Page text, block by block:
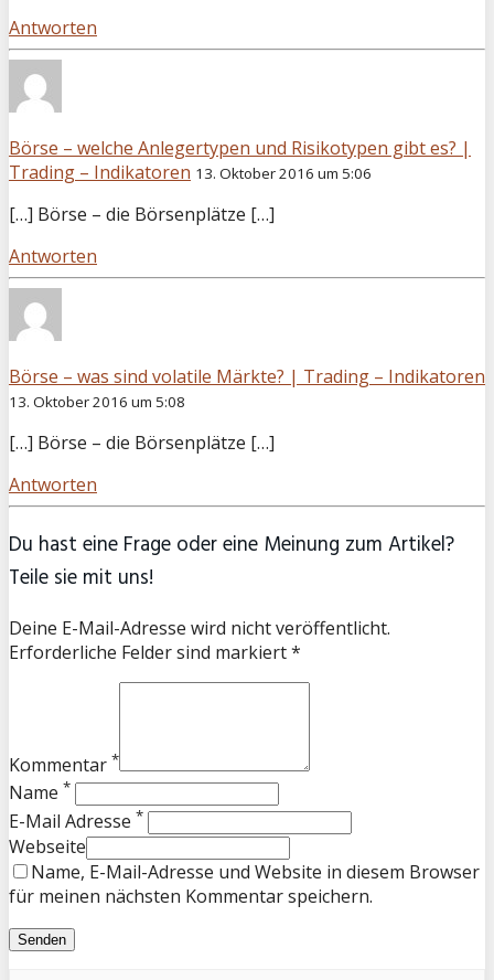
Antworten
Börse – welche Anlegertypen und Risikotypen gibt es? |
Trading – Indikatoren 13. Oktober 2016 um 5:06
[…] Börse – die Börsenplätze […]
Antworten
Börse – was sind volatile Märkte? | Trading – Indikatoren
13. Oktober 2016 um 5:08
[…] Börse – die Börsenplätze […]
Antworten
Du hast eine Frage oder eine Meinung zum Artikel?
Teile sie mit uns!
Deine E-Mail-Adresse wird nicht veröffentlicht.
Erforderliche Felder sind markiert *
Kommentar *
Name *
E-Mail Adresse *
Webseite
Name, E-Mail-Adresse und Website in diesem Browser
für meinen nächsten Kommentar speichern.